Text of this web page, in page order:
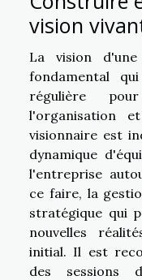
vision
La vision
fondamental
régulière
l'organisation
visionnaire est
dynamique
l'entreprise
ce faire, la
stratégique qui
nouvelles
initial. Il est
des sessions